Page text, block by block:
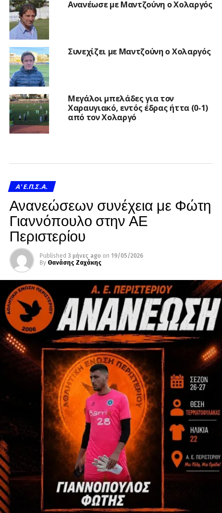
Ανανέωσε με Μαντζούνη ο Χολαργός
Συνεχίζει με Μαντζούνη ο Χολαργός
Μεγάλοι μπελάδες για τον
Χαραυγιακό, εντός έδρας ήττα (0-1)
από τον Χολαργό
A' Ε.Π.Σ.Α.
Ανανεώσεων συνέχεια με Φώτη
Γιαννόπουλο στην ΑΕ
Περιστερίου
Published 3 μήνες ago on 19/05/2026
By Θανάσης Ζαχάκης